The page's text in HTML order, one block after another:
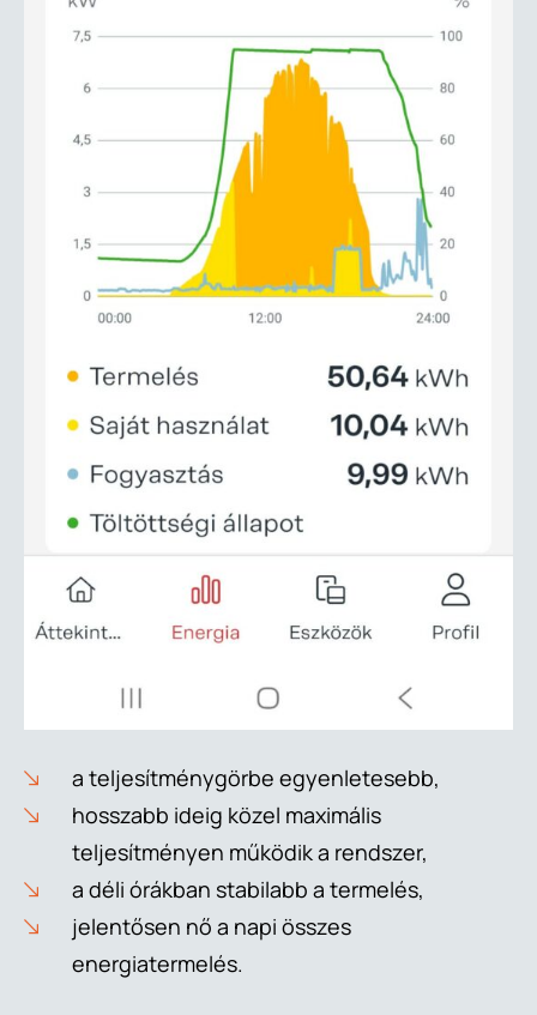
a teljesítménygörbe egyenletesebb,
hosszabb ideig közel maximális
teljesítményen működik a rendszer,
a déli órákban stabilabb a termelés,
jelentősen nő a napi összes
energiatermelés.